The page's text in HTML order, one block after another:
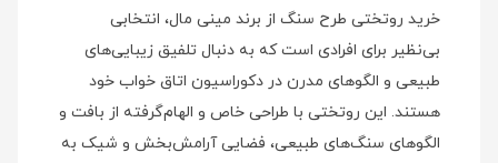
خرید روتختی طرح سنگ از برند مینی‌ مال، انتخابی
بی‌نظیر برای افرادی است که به دنبال تلفیق زیبایی‌های
طبیعی و الگوهای مدرن در دکوراسیون اتاق خواب خود
هستند. این روتختی با طراحی خاص و الهام‌گرفته از بافت و
الگوهای سنگ‌های طبیعی، فضایی آرامش‌بخش و شیک به